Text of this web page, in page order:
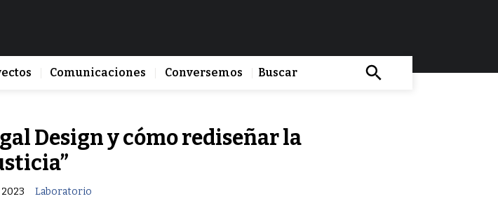
Comunicaciones Conversemos
Design y cómo rediseñar la
Laboratorio